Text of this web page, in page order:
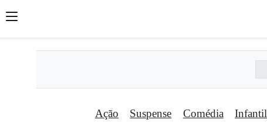
Ação Suspense Comédia Infantil